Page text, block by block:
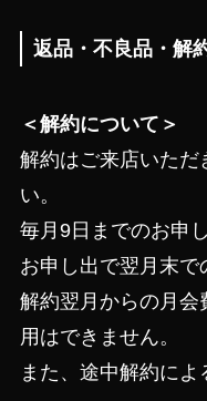
返品・不良品・解
＜解約について＞
解約はご来店いただ
い。
毎月9日までのお申
お申し出で翌月末で
解約翌月からの月会
用はできません。
また、途中解約によ